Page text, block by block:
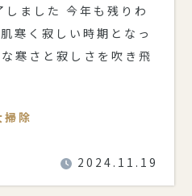
ました 今年も残りわ
寒く寂しい時期となっ
寒さと寂しさを吹き飛
掃除
2024.11.19